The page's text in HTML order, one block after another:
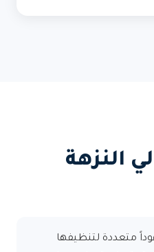
النزهة
متعددة لتنظيفها